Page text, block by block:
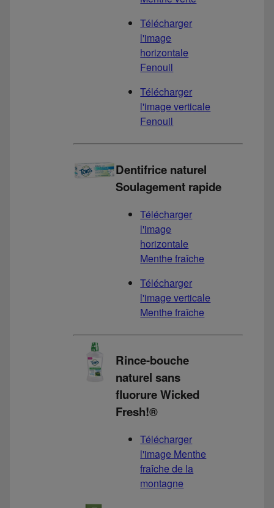
Télécharger
l'image
horizontale
Fenouil
Télécharger
l'image verticale
Fenouil
Dentifrice naturel
Soulagement rapide
Télécharger
l'image
horizontale
Menthe fraîche
Télécharger
l'image verticale
Menthe fraîche
Rince-bouche
naturel sans
fluorure Wicked
Fresh!®
Télécharger
l'image Menthe
fraîche de la
montagne